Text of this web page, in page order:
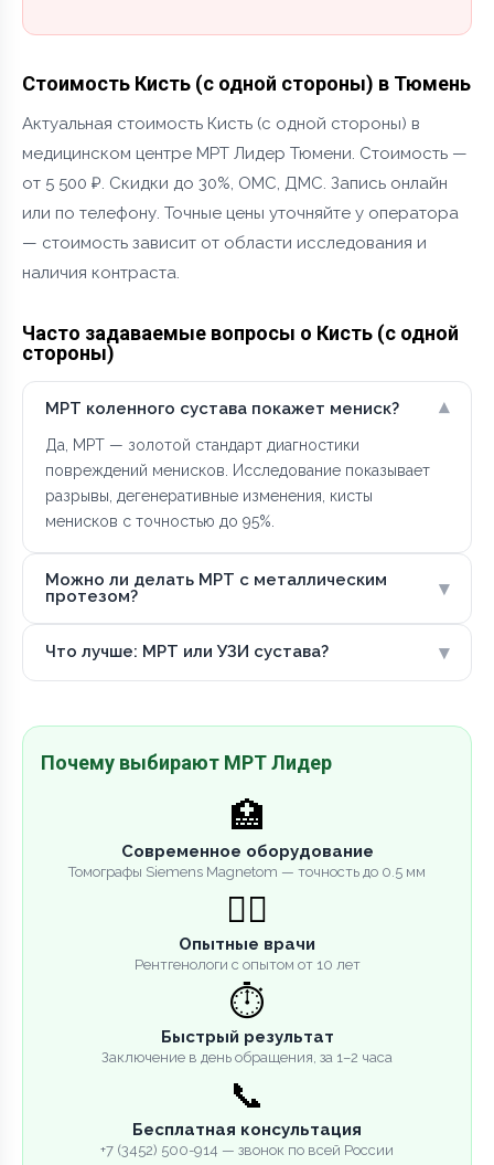
Стоимость Кисть (с одной стороны) в Тюмень
Актуальная стоимость Кисть (с одной стороны) в
медицинском центре МРТ Лидер Тюмени. Стоимость —
от 5 500 ₽. Скидки до 30%, ОМС, ДМС. Запись онлайн
или по телефону. Точные цены уточняйте у оператора
— стоимость зависит от области исследования и
наличия контраста.
Часто задаваемые вопросы о Кисть (с одной
стороны)
МРТ коленного сустава покажет мениск? ▾
Да, МРТ — золотой стандарт диагностики
повреждений менисков. Исследование показывает
разрывы, дегенеративные изменения, кисты
менисков с точностью до 95%.
Можно ли делать МРТ с металлическим
протезом?
▾
Что лучше: МРТ или УЗИ сустава? ▾
Почему выбирают МРТ Лидер
🏥
Современное оборудование
Томографы Siemens Magnetom — точность до 0.5 мм
👨‍⚕️
Опытные врачи
Рентгенологи с опытом от 10 лет
⏱️
Быстрый результат
Заключение в день обращения, за 1–2 часа
📞
Бесплатная консультация
+7 (3452) 500-914 — звонок по всей России